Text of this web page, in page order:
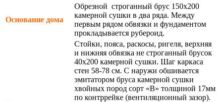
Основание дома
Обрезной строганный брус 150х200
камерной сушки в два ряда. Между
первым рядом обвязки и фундаментом
прокладывается рубероид.
Стойки, пояса, раскосы, ригеля, верхняя
и нижняя обвязка не строганный брусок
40х200 камерной сушки. Шаг каркаса
стен 58-78 см. С наружи обшивается
эмитатором бруса камерной сушки
хвойных пород сорт «В» толщиной 17мм
по контррейке (вентиляционный зазор).